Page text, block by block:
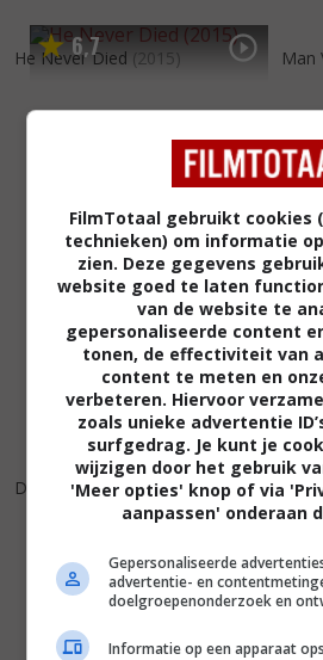
6,7
He Never Died (2015) Man
6,4
Defendor (2009) Rub
FilmTotaal gebruikt cookies
technieken) om informatie
zien. Deze gegevens
website goed te laten
van de website te
gepersonaliseerde content
tonen, de effectiviteit van
content te meten en
verbeteren. Hiervoor
zoals unieke advertentie
surfgedrag. Je kunt je
wijzigen door het gebruik
'Meer opties' knop of via
aanpassen' onderaan
Gepersonaliseerde
advertentie- en
doelgroepenonderzoek en
Informatie op een apparaat